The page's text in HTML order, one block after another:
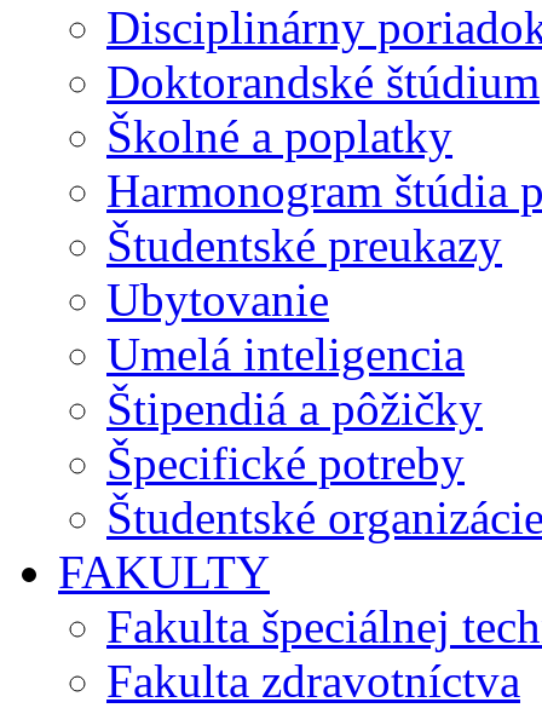
Disciplinárny
Doktorandské štúdium
Školné a poplatky
Harmonogram štúdia
Študentské preukazy
Ubytovanie
Umelá inteligencia
Štipendiá a pôžičky
Špecifické potreby
Študentské
FAKULTY
Fakulta špeciálnej
Fakulta zdravotníctva